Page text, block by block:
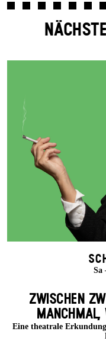
Sa
ZWISCHEN
MANCH­MAL,
Eine theatrale